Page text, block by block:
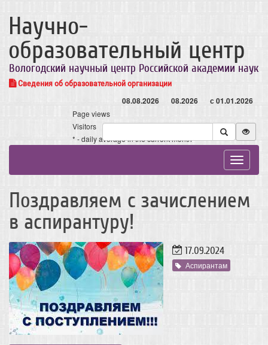
Научно-
образовательный центр
Вологодский научный центр Российской академии наук
Сведения об образовательной организации
08.08.2026 08.2026 с 01.01.2026
Page views
Visitors
* - daily average in the current month
Toggle
Поздравляем с зачислением
в аспирантуру!
17.09.2024
Аспирантам